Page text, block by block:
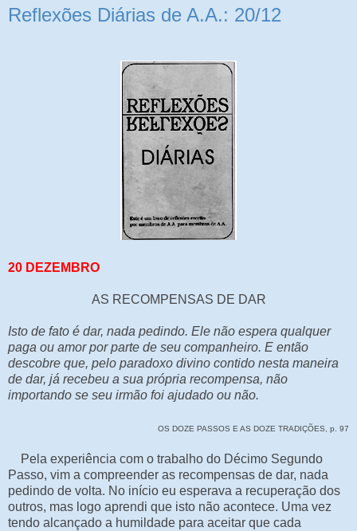
Reflexões Diárias de A.A.: 20/12
20 DEZEMBRO
AS RECOMPENSAS DE DAR
Isto de fato é dar, nada pedindo. Ele não espera qualquer
paga ou amor por parte de seu companheiro. E então
descobre que, pelo paradoxo divino contido nesta maneira
de dar, já recebeu a sua própria recompensa, não
importando se seu irmão foi ajudado ou não.
OS DOZE PASSOS E AS DOZE TRADIÇÕES, p. 97
Pela experiência com o trabalho do Décimo Segundo
Passo, vim a compreender as recompensas de dar, nada
pedindo de volta. No início eu esperava a recuperação dos
outros, mas logo aprendi que isto não acontece. Uma vez
tendo alcançado a humildade para aceitar que cada